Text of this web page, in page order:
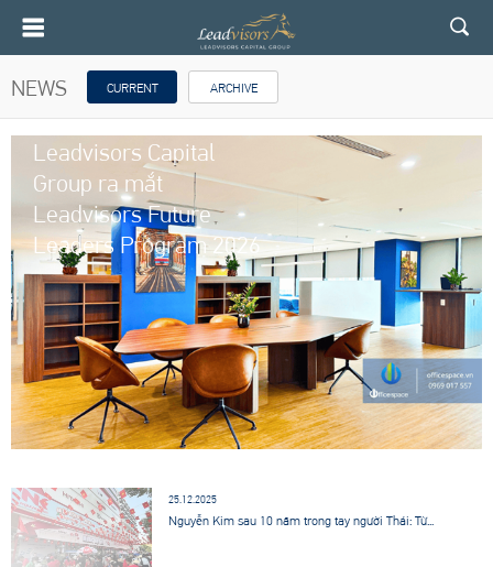
NEWS CURRENT ARCHIVE
Leadvisors Capital
Group ra mắt
Leadvisors Future
Leaders Program 2026
25.12.2025
Nguyễn Kim sau 10 năm trong tay người Thái: Từ...